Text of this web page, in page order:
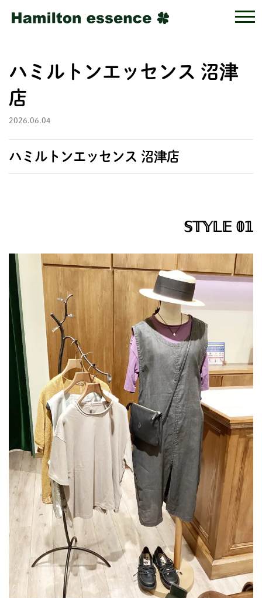
ハミルトンエッセンス 沼津
店
2026.06.04
ハミルトンエッセンス 沼津店
𝕊𝕋𝕐𝕃𝔼 𝟘𝟙